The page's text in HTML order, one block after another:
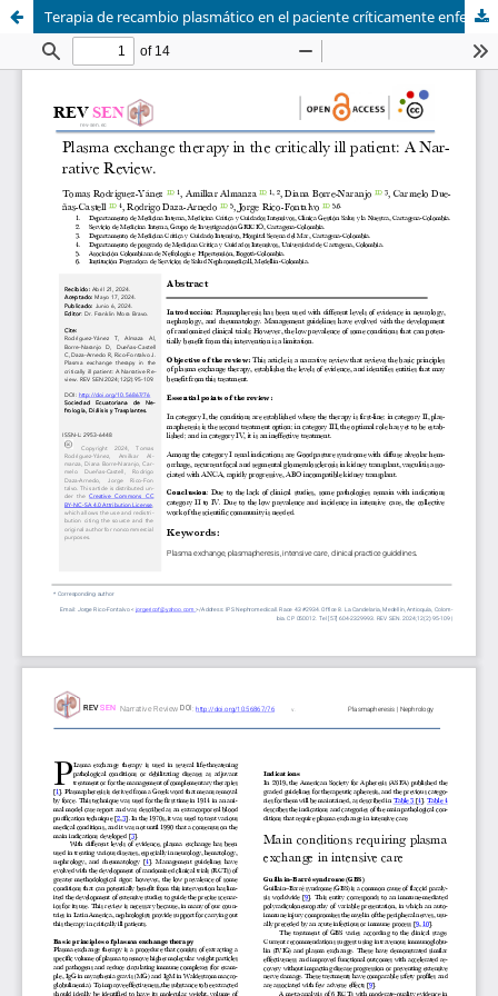
Terapia de recambio plasmático en el paciente críticamente enfermo.